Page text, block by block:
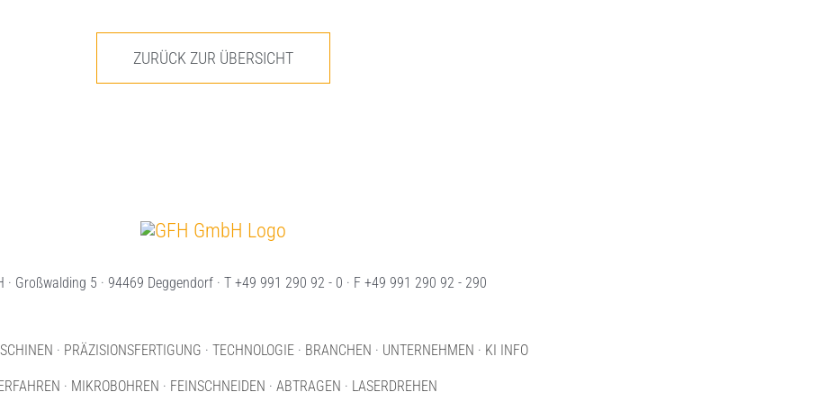
ZURÜCK ZUR ÜBERSICHT
· Großwalding 5 · 94469 Deggendorf · T +49 991 290 92 - 0 · F +49 991 290 92 - 290
· PRÄZISIONSFERTIGUNG · TECHNOLOGIE · BRANCHEN · UNTERNEHMEN · KI INFO
· MIKROBOHREN · FEINSCHNEIDEN · ABTRAGEN · LASERDREHEN